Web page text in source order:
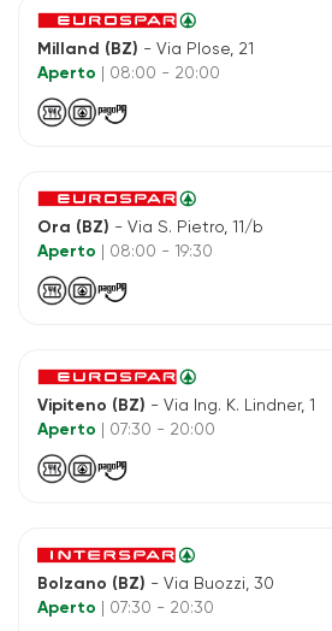
Milland (BZ) - Via Plose, 21
Aperto
| 08:00 - 20:00
Ora (BZ) - Via S. Pietro, 11/b
Aperto
| 08:00 - 19:30
Vipiteno (BZ) - Via Ing. K. Lindner, 1
Aperto
| 07:30 - 20:00
Bolzano (BZ) - Via Buozzi, 30
Aperto
| 07:30 - 20:30